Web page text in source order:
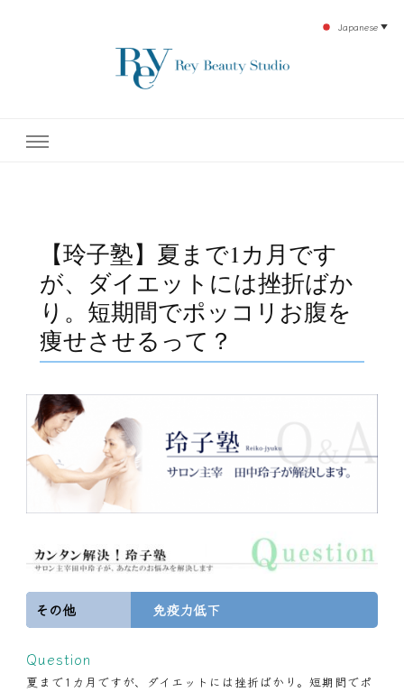
テ開設45年の実績を誇る本格エステだからこそ、お客様が必ず満足してもらえるこ
【玲子塾】夏まで1カ月です
が、ダイエットには挫折ばか
り。短期間でポッコリお腹を
痩せさせるって？
その他 免疫力低下
Question
夏まで1カ月ですが、ダイエットには挫折ばかり。短期間でポ
Japanese ▼